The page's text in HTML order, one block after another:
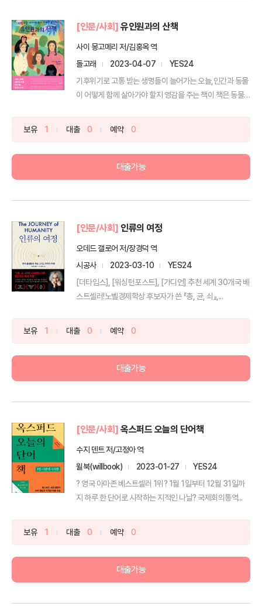
[인문/사회] 유인원과의 산책
사이 몽고메리 저/김홍옥 역
돌고래
2023-04-07
YES24
기후위기로 고통 받는 생명들이 늘어가는 오늘,인간과 동물
이 어떻게 함께 살아가야 할지 영감을 주는 책이 책은 동물
보유 1 대출 0 예약 0
대출가능
[인문/사회] 인류의 여정
오데드 갤로어 저/장경덕 역
시공사
2023-03-10
YES24
[더타임스], [워싱턴포스트], [가디언] 추천 세계 30개국 베
스트셀러!노벨경제학상 후보자가 쓴 『총, 균, 쇠』,...
보유 1 대출 0 예약 0
대출가능
[인문/사회] 옥스퍼드 오늘의 단어책
수지 덴트 저/고정아 역
윌북(willbook)
2023-01-27
YES24
? 영국 아마존 베스트셀러 1위? 1월 1일부터 12월 31일까
지 하루 한 단어로 시작하는 지적인 나날? 국제회의통역...
보유 1 대출 0 예약 0
대출가능